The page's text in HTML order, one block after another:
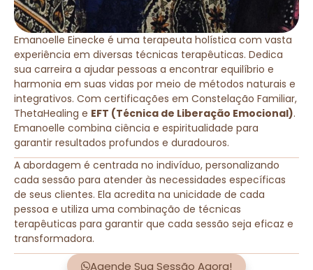
Emanoelle Einecke é uma terapeuta holística com vasta
experiência em diversas técnicas terapêuticas. Dedica
sua carreira a ajudar pessoas a encontrar equilíbrio e
harmonia em suas vidas por meio de métodos naturais e
integrativos. Com certificações em Constelação Familiar,
ThetaHealing e EFT (Técnica de Liberação Emocional).
Emanoelle combina ciência e espiritualidade para
garantir resultados profundos e duradouros.
A abordagem é centrada no indivíduo, personalizando
cada sessão para atender às necessidades específicas
de seus clientes. Ela acredita na unicidade de cada
pessoa e utiliza uma combinação de técnicas
terapêuticas para garantir que cada sessão seja eficaz e
transformadora.
Agende Sua Sessão Agora!